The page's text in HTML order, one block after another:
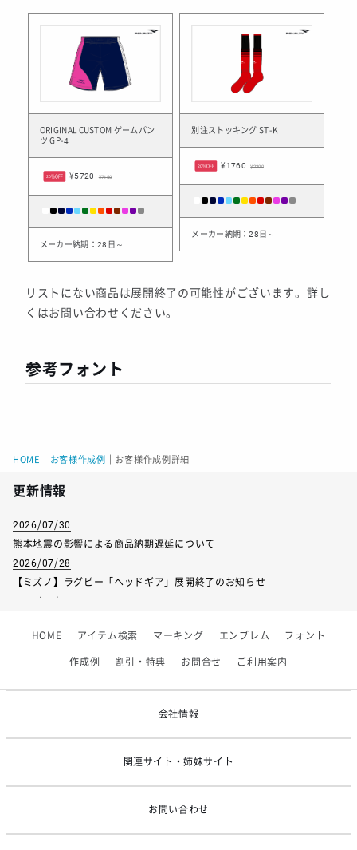
ORIGINAL CUSTOM ゲームパン
ツ GP-4
20%OFF ¥5720 ¥7150
メーカー納期：28日～
別注ストッキング ST-K
20%OFF ¥1760 ¥2200
メーカー納期：28日～
リストにない商品は展開終了の可能性がございます。詳し
くはお問い合わせください。
参考フォント
HOME お客様作成例 お客様作成例詳細
更新情報
2026/07/30
熊本地震の影響による商品納期遅延について
2026/07/28
【ミズノ】ラグビー「ヘッドギア」展開終了のお知らせ
2026/06/09
【アシックス】一部商品「生地の在庫限り」廃盤のお知らせ
HOME アイテム検索 マーキング エンブレム フォント
作成例 割引・特典 お問合せ ご利用案内
会社情報
関連サイト・姉妹サイト
お問い合わせ